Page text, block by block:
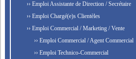
›› Emploi Assistante de Direction / Secrétaire
›› Emploi Chargé(e)s Clientèles
›› Emploi Commercial / Marketing / Vente
›› Emploi Commercial / Agent Commercial
›› Emploi Technico-Commercial